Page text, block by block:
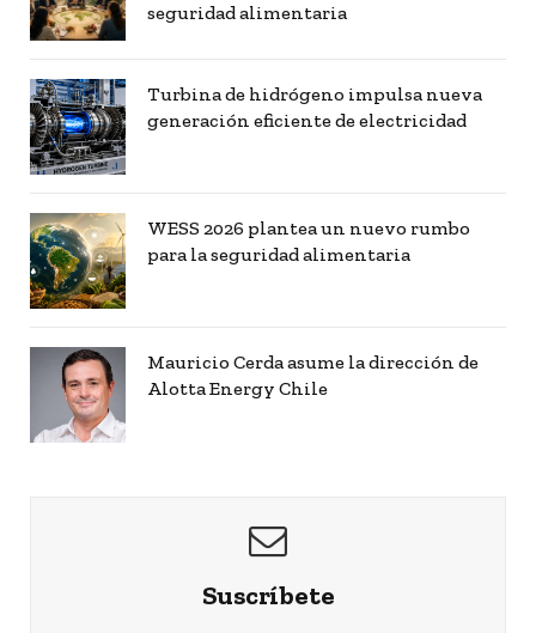
seguridad alimentaria
Turbina de hidrógeno impulsa nueva
generación eficiente de electricidad
WESS 2026 plantea un nuevo rumbo
para la seguridad alimentaria
Mauricio Cerda asume la dirección de
Alotta Energy Chile
Suscríbete